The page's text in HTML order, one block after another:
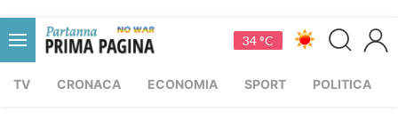
34 °C
TV CRONACA ECONOMIA SPORT POLITICA